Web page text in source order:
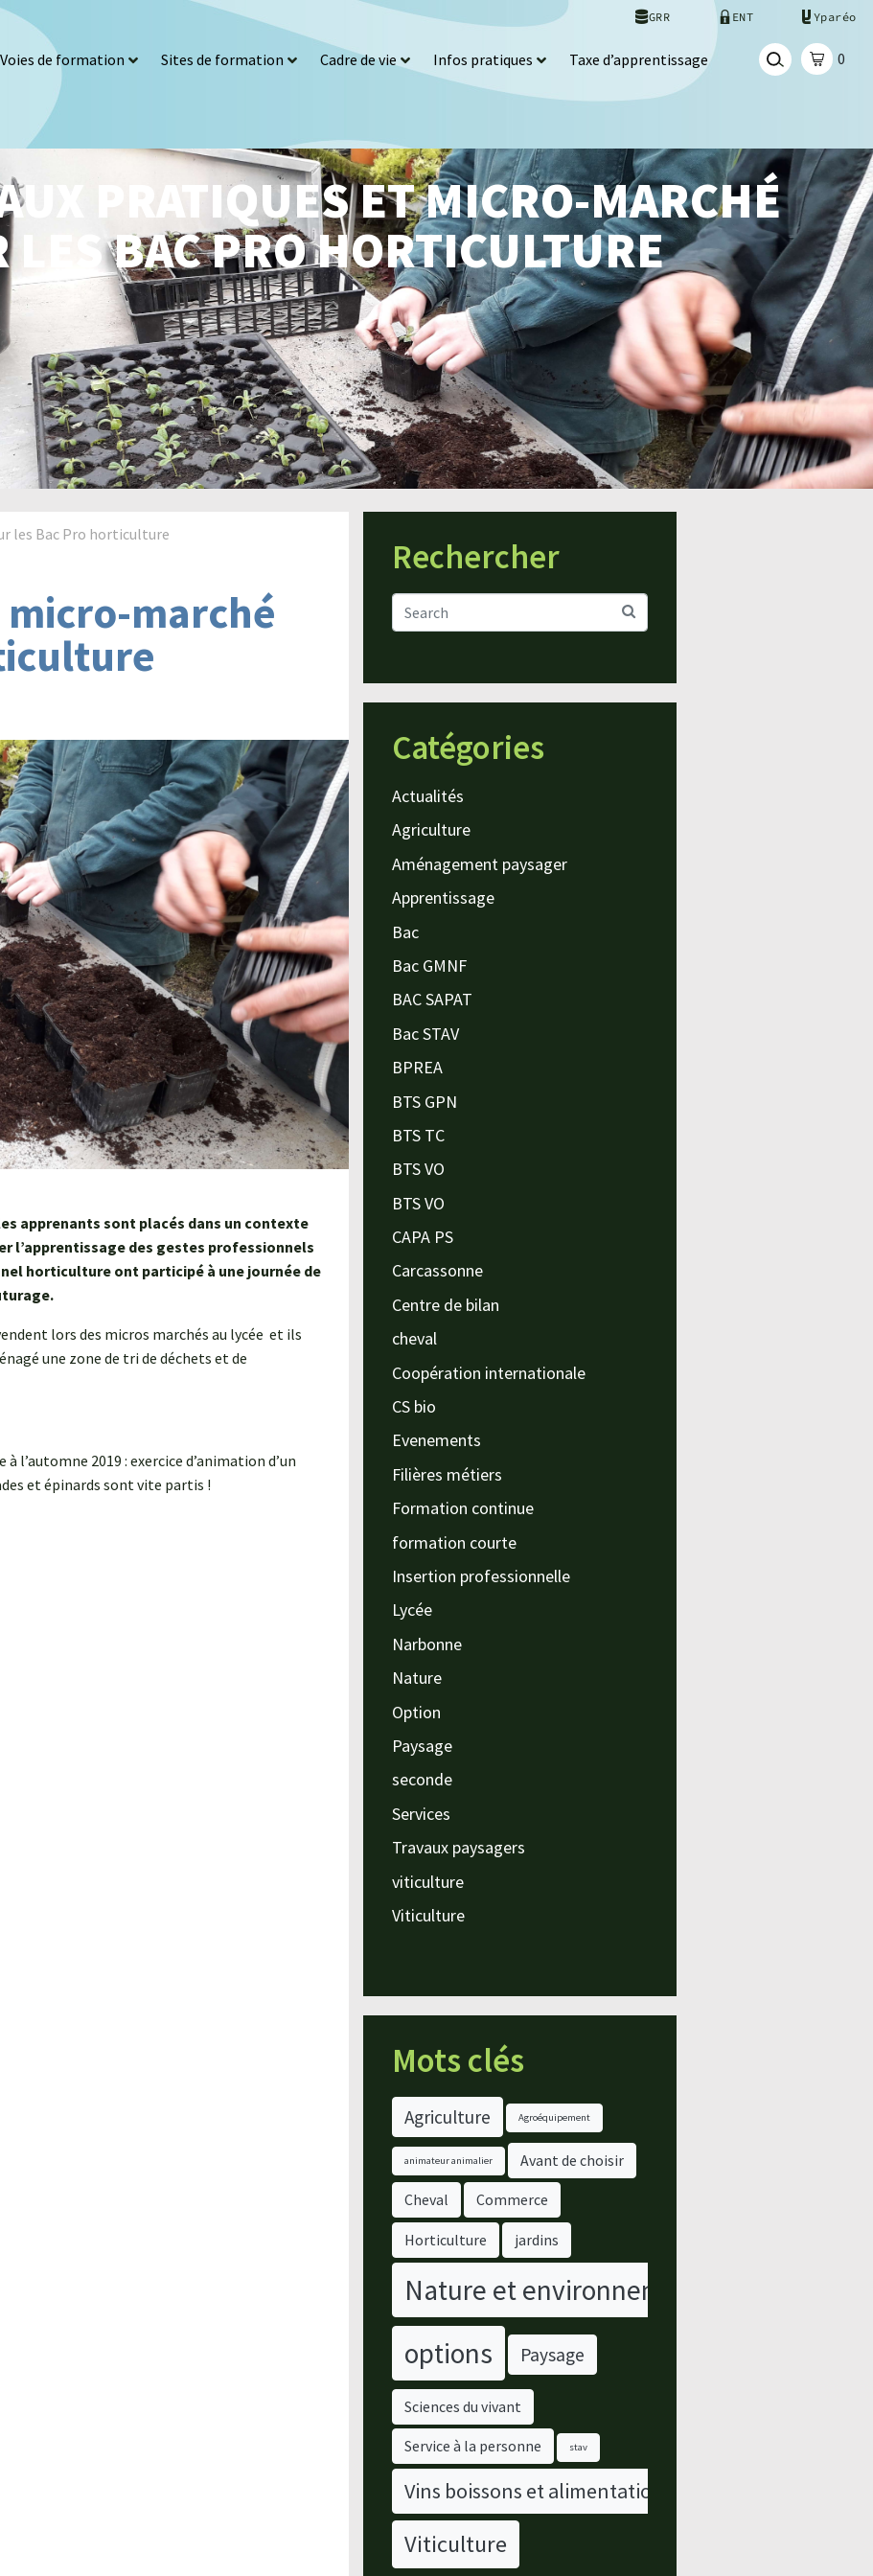
GRR ENT Yparéo
Voies de formation Sites de formation Cadre de vie Infos pratiques
Taxe d’apprentissage
0
PRATIQUES ET MICRO-MARCHÉ
LES BAC PRO HORTICULTURE
les Bac Pro horticulture
marché
apprenants sont placés dans un contexte
l’apprentissage des gestes professionnels
horticulture ont participé à une journée de
lors des micros marchés au lycée et ils
une zone de tri de déchets et de
2019 : exercice d’animation d’un
et épinards sont vite partis !
Rechercher
Catégories
Actualités
Agriculture
Aménagement paysager
Apprentissage
Bac
Bac GMNF
BAC SAPAT
Bac STAV
BPREA
BTS GPN
BTS TC
BTS VO
BTS VO
CAPA PS
Carcassonne
Centre de bilan
cheval
Coopération internationale
CS bio
Evenements
Filières métiers
Formation continue
formation courte
Insertion professionnelle
Lycée
Narbonne
Nature
Option
Paysage
seconde
Services
Travaux paysagers
viticulture
Viticulture
Mots clés
Agriculture Agroéquipement
animateur animalier Avant de choisir
Cheval Commerce
Horticulture jardins
Nature et environnement
options
Paysage
Sciences du vivant
Service à la personne stav
Vins boissons et alimentation
Viticulture